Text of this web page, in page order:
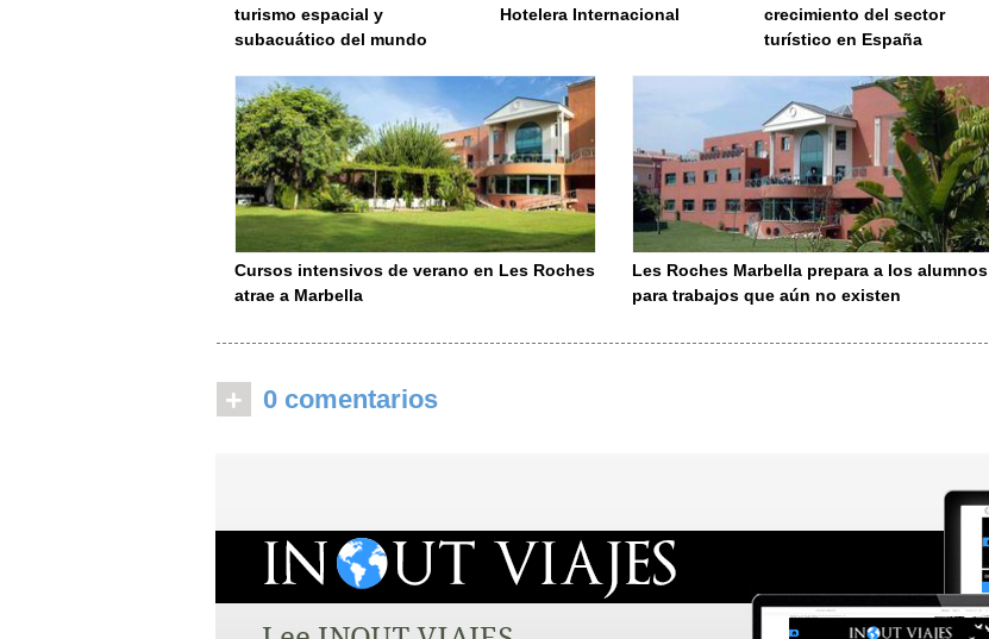
turismo espacial y
subacuático del mundo
Hotelera Internacional
crecimiento del sector
turístico en España
Cursos intensivos de verano en Les Roches
atrae a Marbella
Les Roches Marbella prepara a los alumnos
para trabajos que aún no existen
+ 0 comentarios